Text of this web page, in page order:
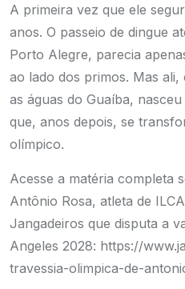
A primeira vez que ele
anos. O passeio de dingue
Porto Alegre, parecia
ao lado dos primos. Mas
as águas do Guaíba,
que, anos depois, se
olímpico.
Acesse a matéria completa
Antônio Rosa, atleta de
Jangadeiros que disputa a
Angeles 2028: https://
travessia-olimpica-de-